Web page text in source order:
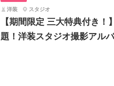
洋装 スタジオ
【期間限定 三大特典付き
題！洋装スタジオ撮影アル